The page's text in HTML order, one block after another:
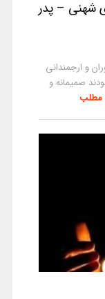
شهنی – پدر
و ارجمندانی
صمیمانه و
مطلب